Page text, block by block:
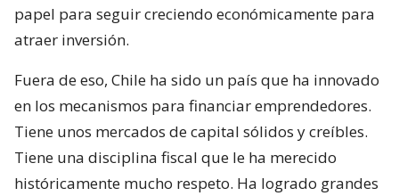
papel para seguir creciendo económicamente para
atraer inversión.
Fuera de eso, Chile ha sido un país que ha innovado
en los mecanismos para financiar emprendedores.
Tiene unos mercados de capital sólidos y creíbles.
Tiene una disciplina fiscal que le ha merecido
históricamente mucho respeto. Ha logrado grandes